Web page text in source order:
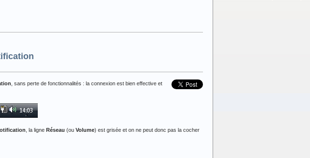
, sans perte de fonctionnalités : la connexion est bien effective et
, la ligne Réseau (ou Volume) est grisée et on ne peut donc pas la cocher